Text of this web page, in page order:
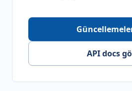
API docs